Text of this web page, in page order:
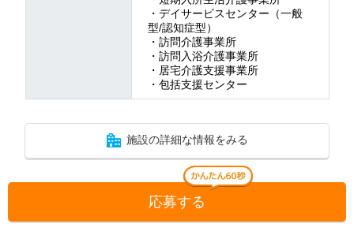
・デイサービスセンター（一般
型/認知症型）
・訪問介護事業所
・訪問入浴介護事業所
・居宅介護支援事業所
・包括支援センター
施設の詳細な情報をみる
応募する